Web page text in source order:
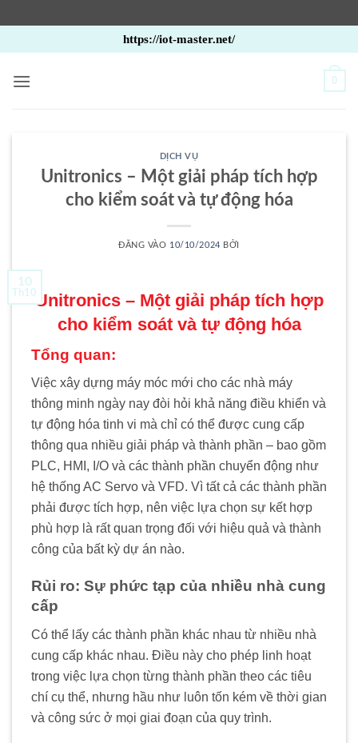
qua
nội
https://iot-master.net/
0
DỊCH VỤ
Unitronics – Một giải pháp tích hợp
cho kiểm soát và tự động hóa
ĐĂNG VÀO 10/10/2024 BỞI
10
Th10 Unitronics – Một giải pháp tích hợp
cho kiểm soát và tự động hóa
Tổng quan:
Việc xây dựng máy móc mới cho các nhà máy
thông minh ngày nay đòi hỏi khả năng điều khiển và
tự động hóa tinh vi mà chỉ có thể được cung cấp
thông qua nhiều giải pháp và thành phần – bao gồm
PLC, HMI, I/O và các thành phần chuyển động như
hệ thống AC Servo và VFD. Vì tất cả các thành phần
phải được tích hợp, nên việc lựa chọn sự kết hợp
phù hợp là rất quan trọng đối với hiệu quả và thành
công của bất kỳ dự án nào.
Rủi ro: Sự phức tạp của nhiều nhà cung
cấp
Có thể lấy các thành phần khác nhau từ nhiều nhà
cung cấp khác nhau. Điều này cho phép linh hoạt
trong việc lựa chọn từng thành phần theo các tiêu
chí cụ thể, nhưng hầu như luôn tốn kém về thời gian
và công sức ở mọi giai đoạn của quy trình.